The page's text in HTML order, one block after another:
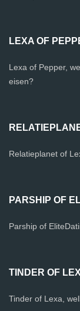
LEXA OF
Lexa of Pepper,
eisen?
Relatieplanet of
PARSHIP OF
Parship of
TINDER OF
Tinder of Lexa,